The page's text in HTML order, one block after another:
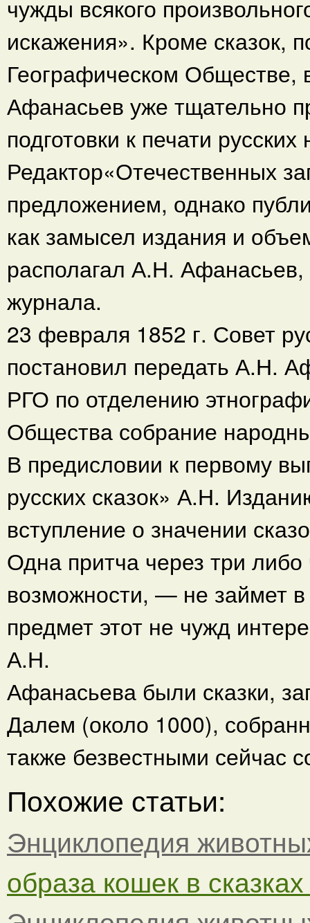
чужды всякого
искажения». Кроме сказок,
Географическом Обществе,
Афанасьев уже тщательно
подготовки к печати
Редактор«Отечественных
предложением, однако
как замысел издания и
располагал А.Н.
журнала.
23 февраля 1852 г. Совет
постановил передать А.Н.
РГО по отделению
Общества собрание
В предисловии к первому
русских сказок» А.Н.
вступление о значении
Одна притча через три
возможности, — не займет
предмет этот не чужд
А.Н.
Афанасьева были сказки,
Далем (около 1000),
также безвестными сейчас
Похожие статьи:
Энциклопедия
образа кошек в